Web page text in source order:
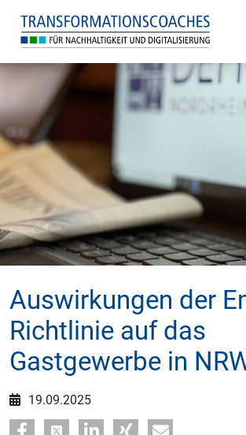
Auswirkungen der
Richtlinie auf das
Gastgewerbe in
19.09.2025